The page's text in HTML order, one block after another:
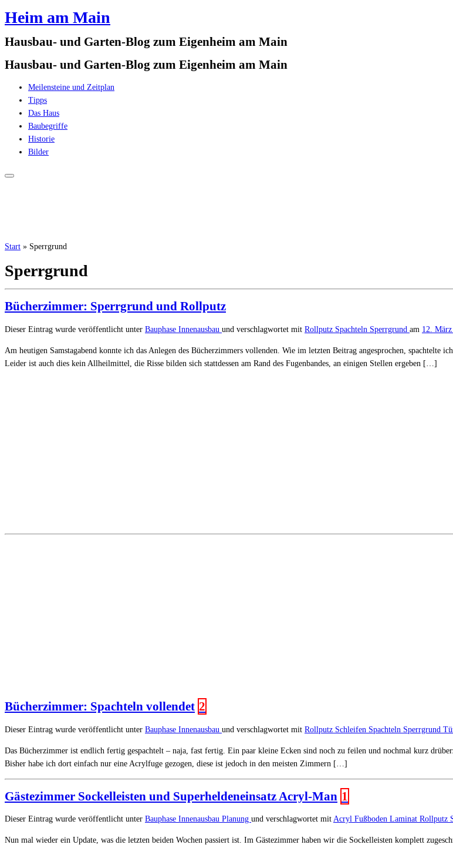
Zum
springen
Heim am Main
Hausbau- und Garten-Blog zum Eigenheim am Main
Hausbau- und Garten-Blog zum Eigenheim am Main
Meilensteine und Zeitplan
Tipps
Das Haus
Baubegriffe
Historie
Bilder
Start » Sperrgrund
Sperrgrund
Bücherzimmer: Sperrgrund und Rollputz
Dieser Eintrag wurde veröffentlicht unter Bauphase Innenausbau und verschlagwortet mit Rollputz Spachteln Sperrgrund am 12.
Am heutigen Samstagabend konnte ich das Anlegen des Bücherzimmers vollenden. Wie im letzten Beitrag angesprochen, spachtelte
Leider ist auch dies kein Allheilmittel, die Risse bilden sich stattdessen am Rand des Fugenbandes, an einigen Stellen ergeben […]
Bücherzimmer: Spachteln vollendet 2
Dieser Eintrag wurde veröffentlicht unter Bauphase Innenausbau und verschlagwortet mit Rollputz Schleifen Spachteln Sperrgrund
Das Bücherzimmer ist endlich fertig gespachtelt – naja, fast fertig. Ein paar kleine Ecken sind noch zu feilen und nochmal kurz
Bisher habe ich dort einfach nur eine Acrylfuge gezogen, diese ist jedoch in den meisten Zimmern […]
Gästezimmer Sockelleisten und Superheldeneinsatz Acryl-Man 1
Dieser Eintrag wurde veröffentlicht unter Bauphase Innenausbau Planung und verschlagwortet mit Acryl Fußboden Laminat Rollputz
Nun mal wieder ein Update, was die letzten beiden Wochen passiert ist. Im Gästezimmer haben wir die Sockelleisten komplett